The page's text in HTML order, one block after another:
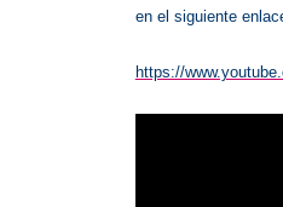
en el siguiente
https://